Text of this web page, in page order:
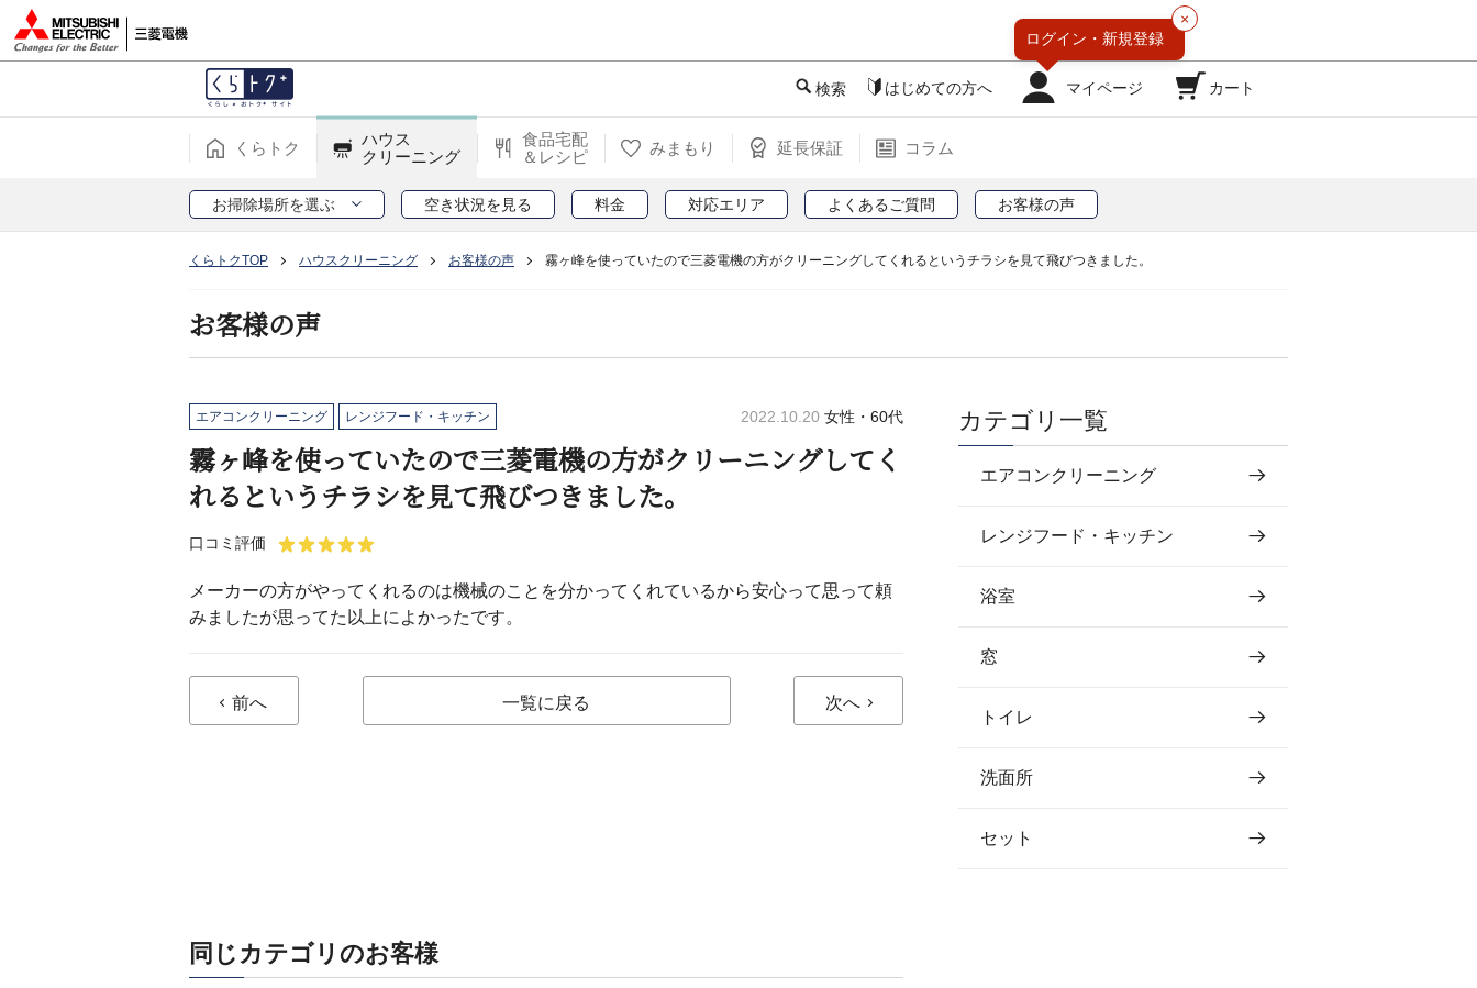
検索 はじめての方へ マイページ
×
ログイン・ 新規登録
カート
くらトク
ハウス
クリーニング
食品宅配
＆レシピ
みまもり 延長保証 コラム
お掃除場所を選ぶ 空き状況を見る 料金 対応エリア よくあるご質問 お客様の声
くらトクTOP ハウスクリーニング お客様の声 霧ヶ峰を使っていたので三菱電機の方がクリーニングしてくれるというチラシを見て飛びつきました。
お客様の声
エアコンクリーニング レンジフード・キッチン 2022.10.20 女性・60代
霧ヶ峰を使っていたので三菱電機の方がクリーニングしてく
れるというチラシを見て飛びつきました。
口コミ評価
メーカーの方がやってくれるのは機械のことを分かってくれているから安心って思って頼
みましたが思ってた以上によかったです。
前へ 一覧に戻る 次へ
カテゴリ一覧
エアコンクリーニング
レンジフード・キッチン
浴室
窓
トイレ
洗面所
セット
同じカテゴリのお客様